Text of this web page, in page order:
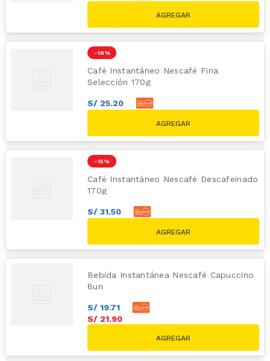
S/
-18 %
Café Instantáneo Nescafé Fina
Selección 170g
S/ 25.20
S/
-15 %
Café Instantáneo Nescafé Descafeinado
170g
S/ 31.50
S/
Bebida Instantánea Nescafé Capuccino
8un
S/ 19.71
S/ 21.90